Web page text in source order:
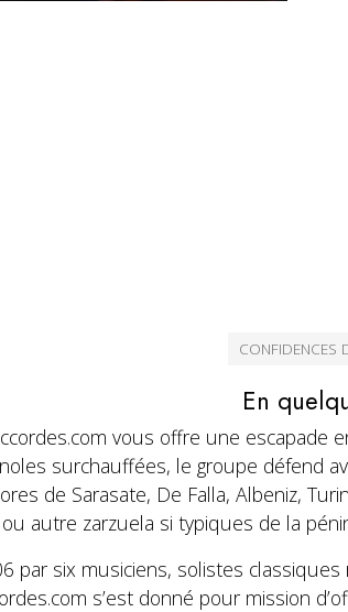
CONFIDENCES
En
vous offre une escapade
surchauffées, le groupe défend
de Sarasate, De Falla, Albeniz,
autre zarzuela si typiques de la
par six musiciens, solistes
s’est donné pour mission